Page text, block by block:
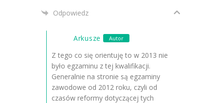
Odpowiedz
Arkusze Autor
Z tego co się orientuję to w 2013 nie
było egzaminu z tej kwalifikacji.
Generalnie na stronie są egzaminy
zawodowe od 2012 roku, czyli od
czasów reformy dotyczącej tych